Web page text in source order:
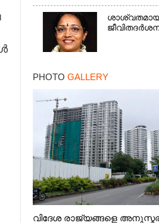
PHOTO GALLERY
വിദേശ രാജ്യങ്ങളെ